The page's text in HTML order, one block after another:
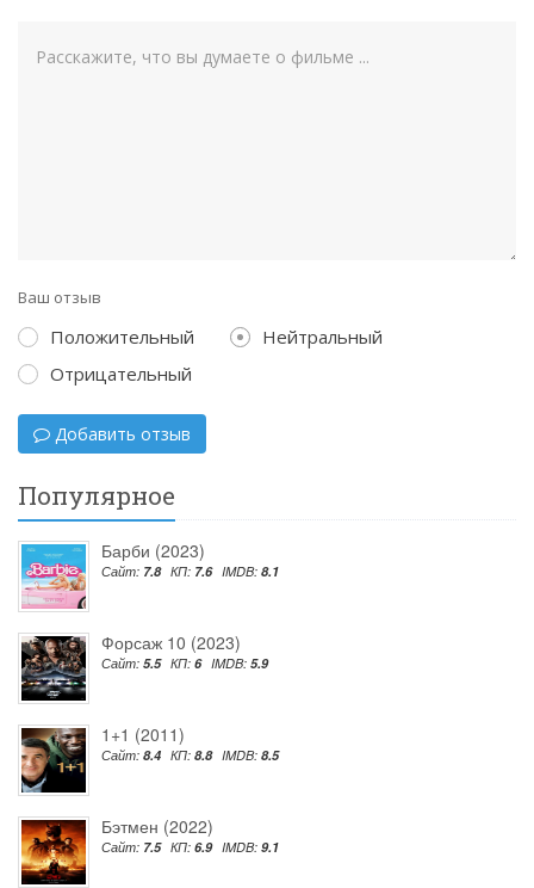
Ваш отзыв
Положительный
Нейтральный
Отрицательный
Добавить отзыв
Популярное
Барби (2023)
Сайт: 7.8 КП: 7.6 IMDB: 8.1
Форсаж 10 (2023)
Сайт: 5.5 КП: 6 IMDB: 5.9
1+1 (2011)
Сайт: 8.4 КП: 8.8 IMDB: 8.5
Бэтмен (2022)
Сайт: 7.5 КП: 6.9 IMDB: 9.1